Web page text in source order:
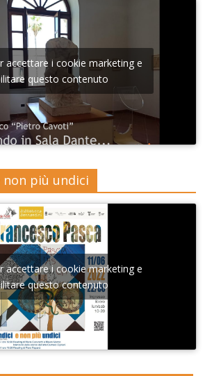
accettare i cookie marketing e
questo contenuto
non più undici
accettare i cookie marketing e
questo contenuto